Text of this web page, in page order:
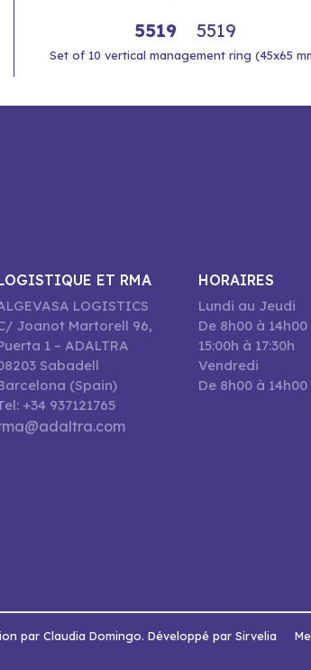
5519 5519
Set of 10 vertical management ring (45x65
ET RMA
LOGISTICS
Joanot Martorell 96,
1 – ADALTRA
Sabadell
(Spain)
+34 937121765
HORAIRES
Lundi au Jeudi
De 8h00 à
15:00h à 17:30h
Vendredi
De 8h00 à 14h00
par Claudia Domingo. Développé par Sirvelia